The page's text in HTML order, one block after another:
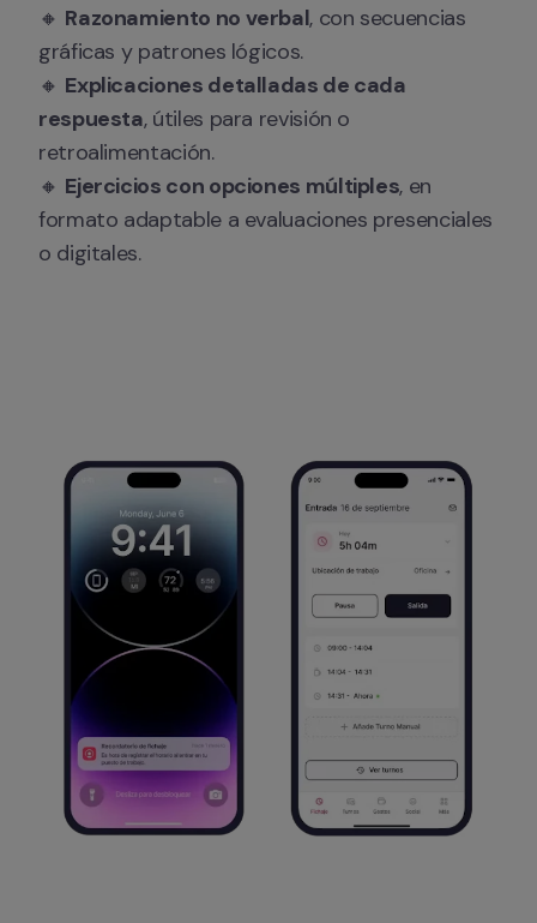
🔸 Razonamiento no verbal, con secuencias
gráficas y patrones lógicos.
🔸 Explicaciones detalladas de cada
respuesta, útiles para revisión o
retroalimentación.
🔸 Ejercicios con opciones múltiples, en
formato adaptable a evaluaciones presenciales
o digitales.